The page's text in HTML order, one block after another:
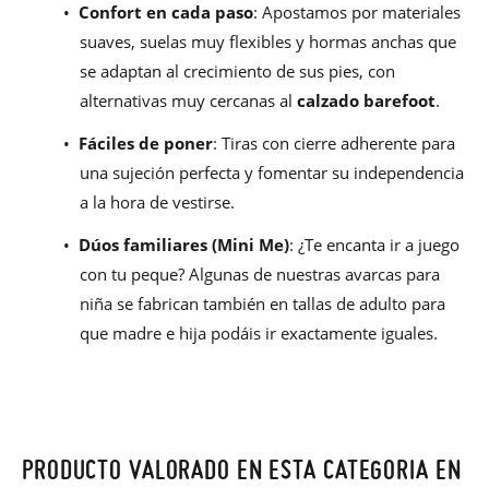
• Confort en cada paso: Apostamos por materiales
suaves, suelas muy flexibles y hormas anchas que
se adaptan al crecimiento de sus pies, con
alternativas muy cercanas al calzado barefoot.
• Fáciles de poner: Tiras con cierre adherente para
una sujeción perfecta y fomentar su independencia
a la hora de vestirse.
• Dúos familiares (Mini Me): ¿Te encanta ir a juego
con tu peque? Algunas de nuestras avarcas para
niña se fabrican también en tallas de adulto para
que madre e hija podáis ir exactamente iguales.
PRODUCTO VALORADO EN ESTA CATEGORIA EN